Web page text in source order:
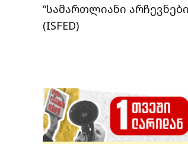
“სამართლიანი
(ISFED)